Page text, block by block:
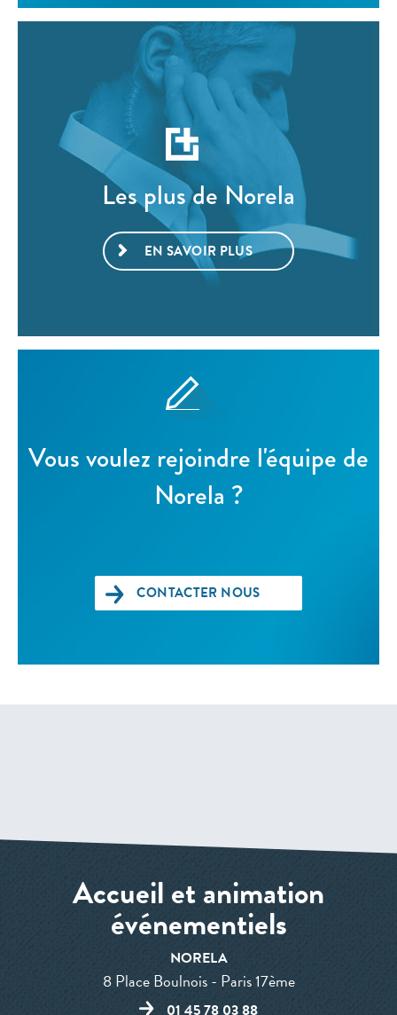
Les plus de Norela
EN SAVOIR PLUS
Vous voulez rejoindre l'équipe de
Norela ?
CONTACTER NOUS
Accueil et animation
événementiels
NORELA
8 Place Boulnois - Paris 17ème
01 45 78 03 88